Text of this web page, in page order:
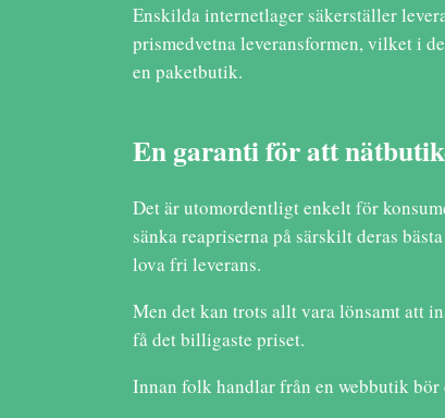
Enskilda internetlager säkerställer
prismedvetna leveransformen, vilket i
en paketbutik.
En garanti för att
Det är utomordentligt enkelt för
sänka reapriserna på särskilt deras
lova fri leverans.
Men det kan trots allt vara lönsamt att
få det billigaste priset.
Innan folk handlar från en webbutik